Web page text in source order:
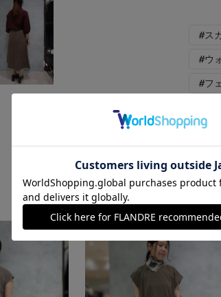
#ス
#ウ
#フ